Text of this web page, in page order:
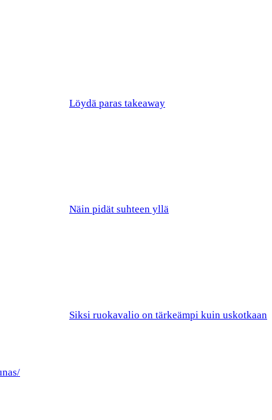
Löydä paras takeaway
Näin pidät suhteen yllä
Siksi ruokavalio on tärkeämpi kuin uskotkaan